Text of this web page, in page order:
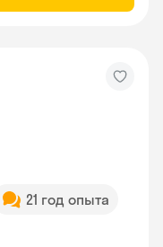
21 год опыта